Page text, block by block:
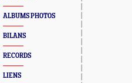
ALBUMS PHOTOS
BILANS
RECORDS
LIENS